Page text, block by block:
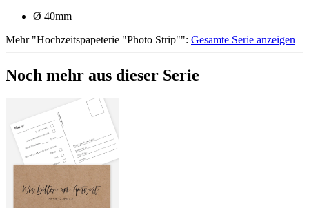
Ø 40mm
Mehr"Hochzeitspapeterie "Photo Strip"": Gesamte Serie anzeigen
Noch mehr aus dieser Serie